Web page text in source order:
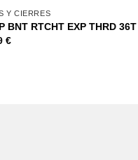
Y CIERRES
BNT RTCHT EXP THRD
€